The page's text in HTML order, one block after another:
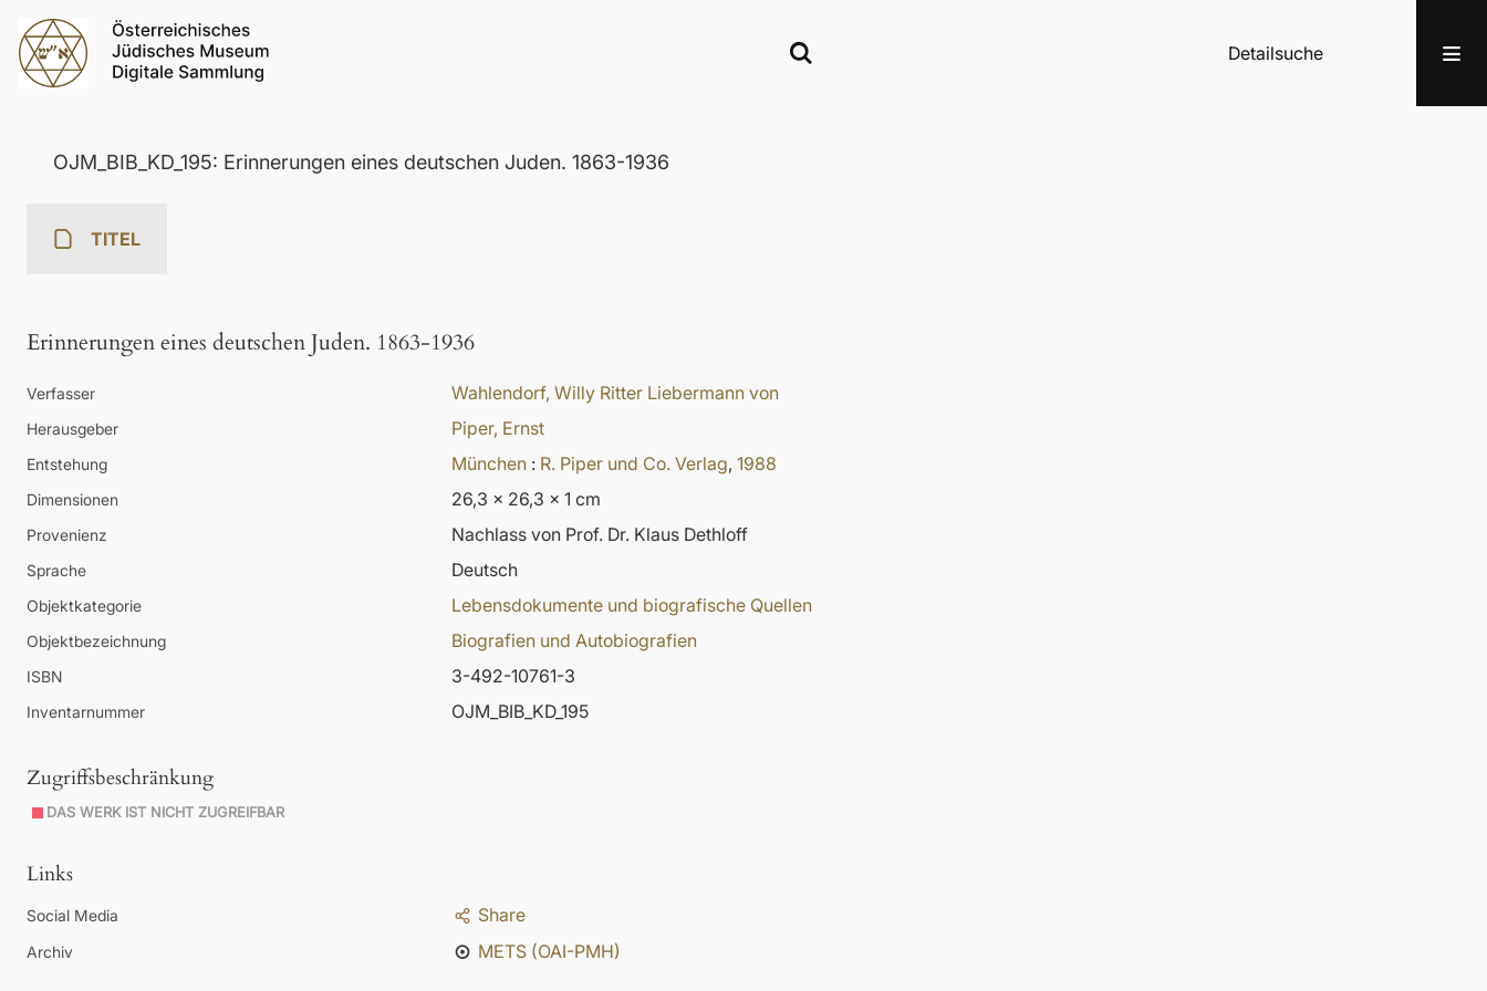
Detailsuche
OJM_BIB_KD_195: Erinnerungen eines deutschen Juden. 1863-1936
TITEL
Erinnerungen eines deutschen Juden. 1863-1936
Verfasser Wahlendorf, Willy Ritter Liebermann von
Herausgeber Piper, Ernst
Entstehung München : R. Piper und Co. Verlag, 1988
Dimensionen 26,3 x 26,3 x 1 cm
Provenienz Nachlass von Prof. Dr. Klaus Dethloff
Sprache Deutsch
Objektkategorie Lebensdokumente und biografische Quellen
Objektbezeichnung Biografien und Autobiografien
ISBN 3-492-10761-3
Inventarnummer OJM_BIB_KD_195
Zugriffsbeschränkung
DAS WERK IST NICHT ZUGREIFBAR
Links
Social Media Share
Archiv METS (OAI-PMH)